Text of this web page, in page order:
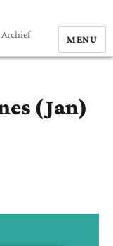
MENU
(Jan)